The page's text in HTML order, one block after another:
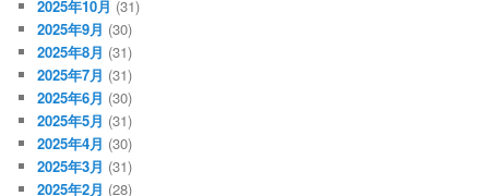
2025年10月 (31)
2025年9月 (30)
2025年8月 (31)
2025年7月 (31)
2025年6月 (30)
2025年5月 (31)
2025年4月 (30)
2025年3月 (31)
2025年2月 (28)